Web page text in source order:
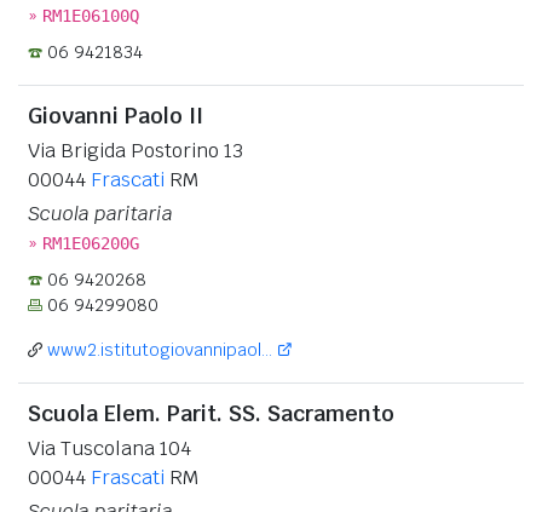
» RM1E06100Q
06 9421834
Giovanni Paolo II
Via Brigida Postorino 13
00044 Frascati RM
Scuola paritaria
» RM1E06200G
06 9420268
06 94299080
www2.istitutogiovannipaol...
Scuola Elem. Parit. SS. Sacramento
Via Tuscolana 104
00044 Frascati RM